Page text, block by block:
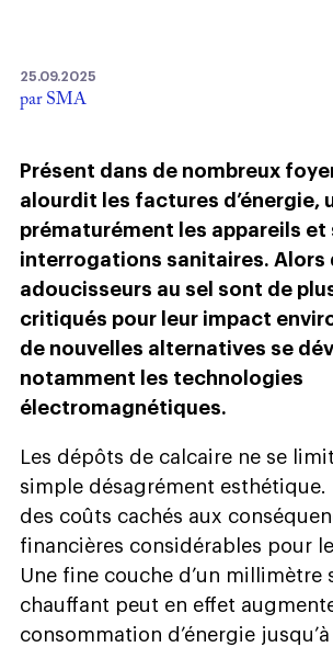
25.09.2025
par SMA
Présent dans de nombreux
alourdit les factures d’énergie,
prématurément les appareils et
interrogations sanitaires. Alors
adoucisseurs au sel sont de
critiqués pour leur impact
de nouvelles alternatives se
notamment les technologies
électromagnétiques.
Les dépôts de calcaire ne se
simple désagrément esthétique.
des coûts cachés aux
financières considérables pour
Une fine couche d’un millimètre
chauffant peut en effet
consommation d’énergie jusqu’à